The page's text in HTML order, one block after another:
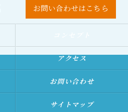
お問い合わせはこちら
アクセス
お問い合わせ
サイトマップ